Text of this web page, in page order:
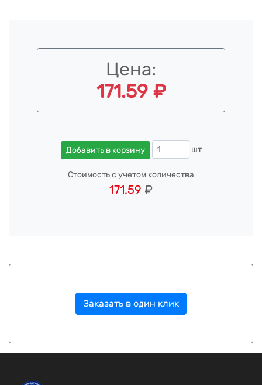
Цена:
171.59 ₽
Добавить в корзину шт
Стоимость с учетом количества
171.59 ₽
Заказать в один клик